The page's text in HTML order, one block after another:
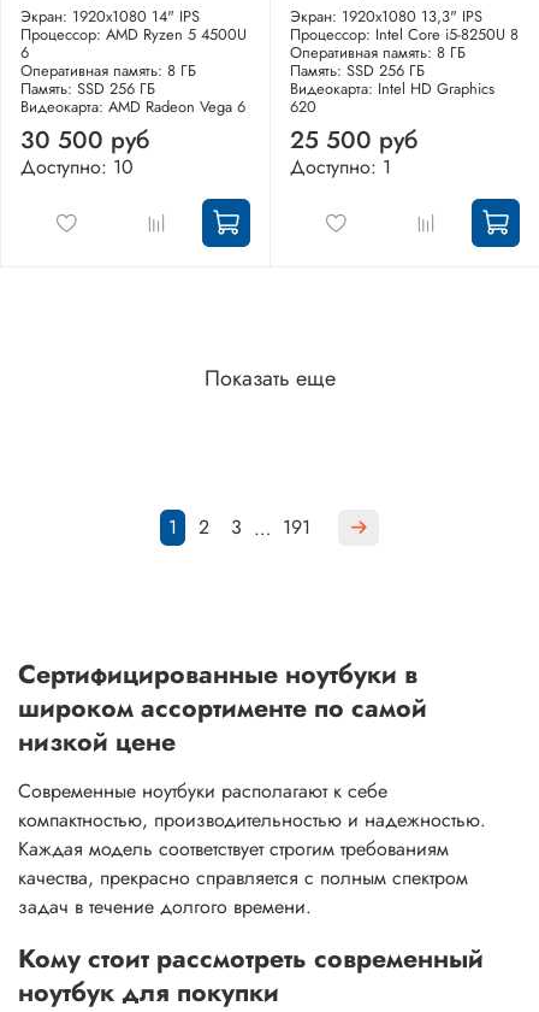
Экран: 1920x1080 14" IPS
Процессор: AMD Ryzen 5 4500U
6
Оперативная память: 8 ГБ
Память: SSD 256 ГБ
Видеокарта: AMD Radeon Vega 6
30 500 руб
Доступно: 10
Экран: 1920x1080 13,3" IPS
Процессор: Intel Core i5-8250U 8
Оперативная память: 8 ГБ
Память: SSD 256 ГБ
Видеокарта: Intel HD Graphics
620
25 500 руб
Доступно: 1
Показать еще
1 2 3 … 191
Сертифицированные ноутбуки в
широком ассортименте по самой
низкой цене
Современные ноутбуки располагают к себе
компактностью, производительностью и надежностью.
Каждая модель соответствует строгим требованиям
качества, прекрасно справляется с полным спектром
задач в течение долгого времени.
Кому стоит рассмотреть современный
ноутбук для покупки